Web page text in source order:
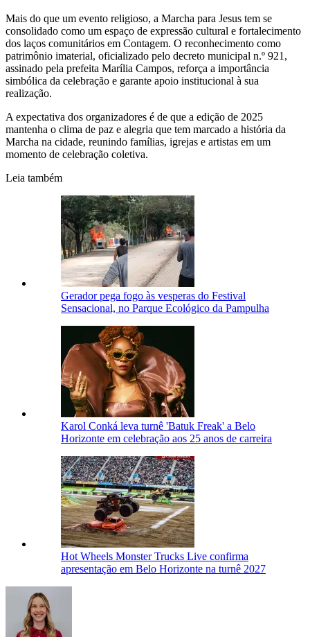
Mais do que um evento religioso, a Marcha para Jesus tem se
consolidado como um espaço de expressão cultural e fortalecimento
dos laços comunitários em Contagem. O reconhecimento como
patrimônio imaterial, oficializado pelo decreto municipal n.º 921,
assinado pela prefeita Marília Campos, reforça a importância
simbólica da celebração e garante apoio institucional à sua
realização.
A expectativa dos organizadores é de que a edição de 2025
mantenha o clima de paz e alegria que tem marcado a história da
Marcha na cidade, reunindo famílias, igrejas e artistas em um
momento de celebração coletiva.
Leia também
Gerador pega fogo às vesperas do Festival
Sensacional, no Parque Ecológico da Pampulha
Karol Conká leva turnê 'Batuk Freak' a Belo
Horizonte em celebração aos 25 anos de carreira
Hot Wheels Monster Trucks Live confirma
apresentação em Belo Horizonte na turnê 2027